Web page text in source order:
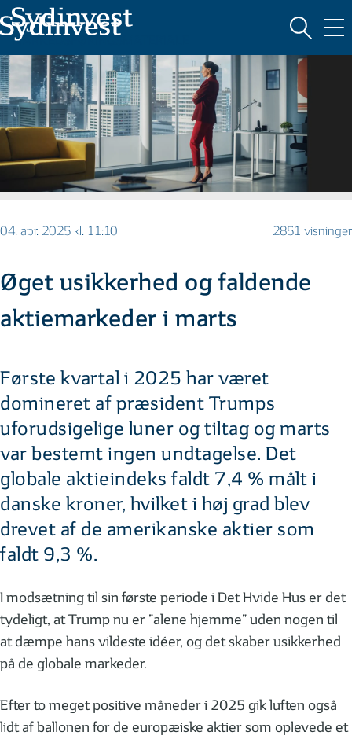
MARKEDSFØRINGSMATERIALE
04. apr. 2025 kl. 11:10 2851 visninger
Øget usikkerhed og faldende
aktiemarkeder i marts
Første kvartal i 2025 har været
domineret af præsident Trumps
uforudsigelige luner og tiltag og marts
var bestemt ingen undtagelse. Det
globale aktieindeks faldt 7,4 % målt i
danske kroner, hvilket i høj grad blev
drevet af de amerikanske aktier som
faldt 9,3 %.
I modsætning til sin første periode i Det Hvide Hus er det
tydeligt, at Trump nu er ”alene hjemme” uden nogen til
at dæmpe hans vildeste idéer, og det skaber usikkerhed
på de globale markeder.
Efter to meget positive måneder i 2025 gik luften også
lidt af ballonen for de europæiske aktier som oplevede et